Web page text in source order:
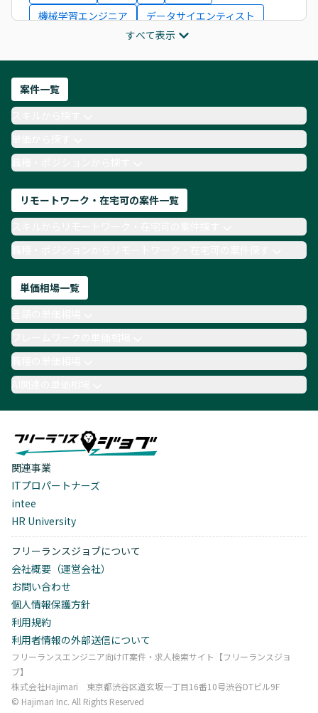
機械学習エンジニア
データサイエンティスト
ITコンサルタント
フロントエンドエンジニア
ネットワークエンジニア
AIエンジニア
Webデザイナー
月収100万円 業務委託
COBOL
Ruby
TypeScript
Laravel AWS
すべて表示
案件一覧
単価から探す
職種・ポジションから探す
リモートワーク・在宅可の案件一覧
職種・ポジションからリモートワーク・在宅可の案件探す
単価相場一覧
職種の単価相場
AI関連の単価相場
関連事業
ITプロパートナーズ
intee
HR University
フリーランスジョブについて
会社概要（運営会社）
お問い合わせ
個人情報保護方針
利用規約
利用者情報の外部送信について
フリーランスエンジニア向けIT案件・求人検索サイト【フリーランスジョ
ブ】
株式会社Hajimari 東京都渋谷区道玄坂一丁目16番10号渋谷DTビル9F
©︎ Hajimari Inc. All Rights Reserved